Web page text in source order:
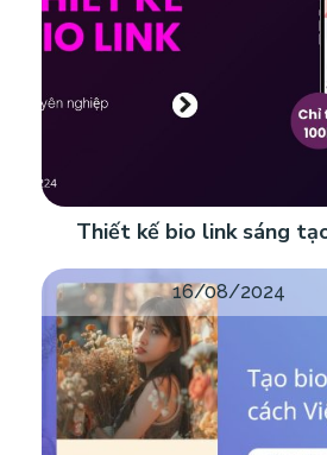
Thiết kế bio link sáng
16/08/2024